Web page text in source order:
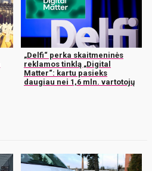
„Delfi“ perka skaitmeninės
reklamos tinklą „Digital
Matter“: kartu pasieks
daugiau nei 1,6 mln. vartotojų